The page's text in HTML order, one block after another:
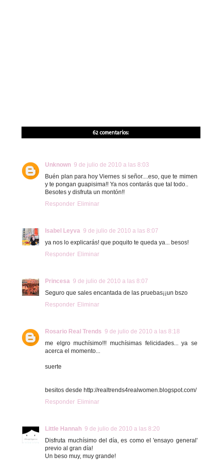
62 comentarios:
Unknown 9 de julio de 2010 a las 8:03
Buén plan para hoy Viernes si señor....eso, que te mimen
y te pongan guapisima!! Ya nos contarás que tal todo..
Besotes y disfruta un montón!!
Responder Eliminar
Isabel Leyva 9 de julio de 2010 a las 8:07
ya nos lo explicarás! que poquito te queda ya... besos!
Responder Eliminar
Princesa 9 de julio de 2010 a las 8:07
Seguro que sales encantada de las pruebas¡¡un bszo
Responder Eliminar
Rosario Real Trends 9 de julio de 2010 a las 8:18
me elgro muchísimo!!! muchísimas felicidades... ya se
acerca el momento...
suerte
besitos desde http://realtrends4realwomen.blogspot.com/
Responder Eliminar
Little Hannah 9 de julio de 2010 a las 8:20
Disfruta muchísimo del día, es como el 'ensayo general'
previo al gran día!
Un beso muy, muy grande!